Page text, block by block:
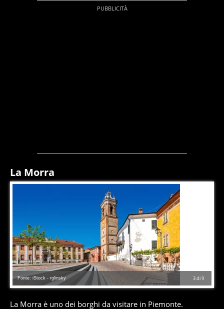
La Morra
3di9
Fonte: iStock - rglinsky
La Morra è uno dei borghi da visitare in Piemonte.